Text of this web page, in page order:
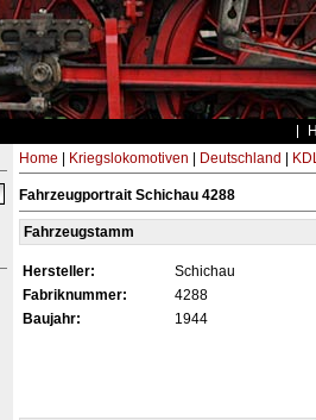
Home Kriegslokomotiven Deutschland
Fahrzeugportrait Schichau 4288
Fahrzeugstamm
Hersteller:
Schichau
Fabriknummer:
4288
Baujahr:
1944